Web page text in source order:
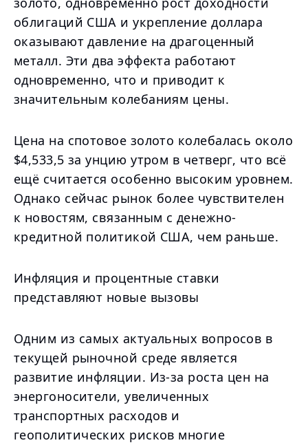
облигаций США и укрепление доллара
оказывают давление на драгоценный
металл. Эти два эффекта работают
одновременно, что и приводит к
значительным колебаниям цены.
Цена на спотовое золото колебалась около
$4,533,5 за унцию утром в четверг, что всё
ещё считается особенно высоким уровнем.
Однако сейчас рынок более чувствителен
к новостям, связанным с денежно-
кредитной политикой США, чем раньше.
Инфляция и процентные ставки
представляют новые вызовы
Одним из самых актуальных вопросов в
текущей рыночной среде является
развитие инфляции. Из-за роста цен на
энергоносители, увеличенных
транспортных расходов и
геополитических рисков многие